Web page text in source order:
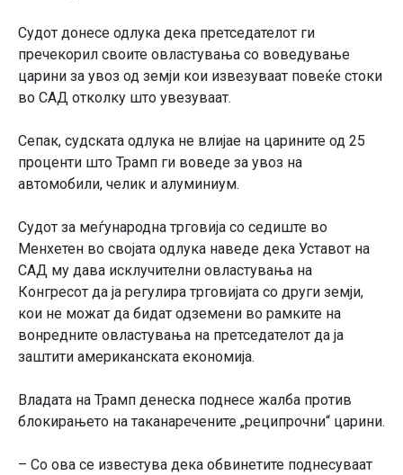
Судот донесе одлука дека претседателот ги
пречекорил своите овластувања со воведување
царини за увоз од земји кои извезуваат повеќе стоки
во САД отколку што увезуваат.
Сепак, судската одлука не влијае на царините од 25
проценти што Трамп ги воведе за увоз на
автомобили, челик и алуминиум.
Судот за меѓународна трговија со седиште во
Менхетен во својата одлука наведе дека Уставот на
САД му дава исклучителни овластувања на
Конгресот да ја регулира трговијата со други земји,
кои не можат да бидат одземени во рамките на
вонредните овластувања на претседателот да ја
заштити американската економија.
Владата на Трамп денеска поднесе жалба против
блокирањето на таканаречените „реципрочни“ царини.
– Со ова се известува дека обвинетите поднесуваат